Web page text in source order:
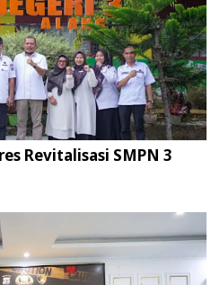
Revitalisasi SMPN 3